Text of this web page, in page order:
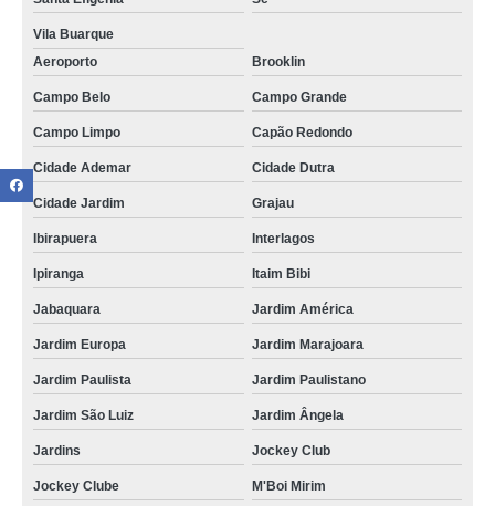
Vila Buarque
Aeroporto
Brooklin
Campo Belo Campo Grande
Campo Limpo Capão Redondo
Cidade Ademar Cidade Dutra
Cidade Jardim Grajau
Ibirapuera Interlagos
Ipiranga Itaim Bibi
Jabaquara Jardim América
Jardim Europa Jardim Marajoara
Jardim Paulista Jardim Paulistano
Jardim São Luiz Jardim Ângela
Jardins Jockey Club
Jockey Clube M'Boi Mirim